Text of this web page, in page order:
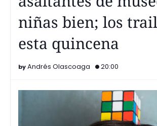
niñas bien; los
esta quincena
Andrés Olascoaga 20:00